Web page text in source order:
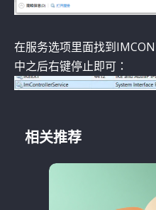
在服务选项里面找到
中之后右键停止即可：
相关推荐